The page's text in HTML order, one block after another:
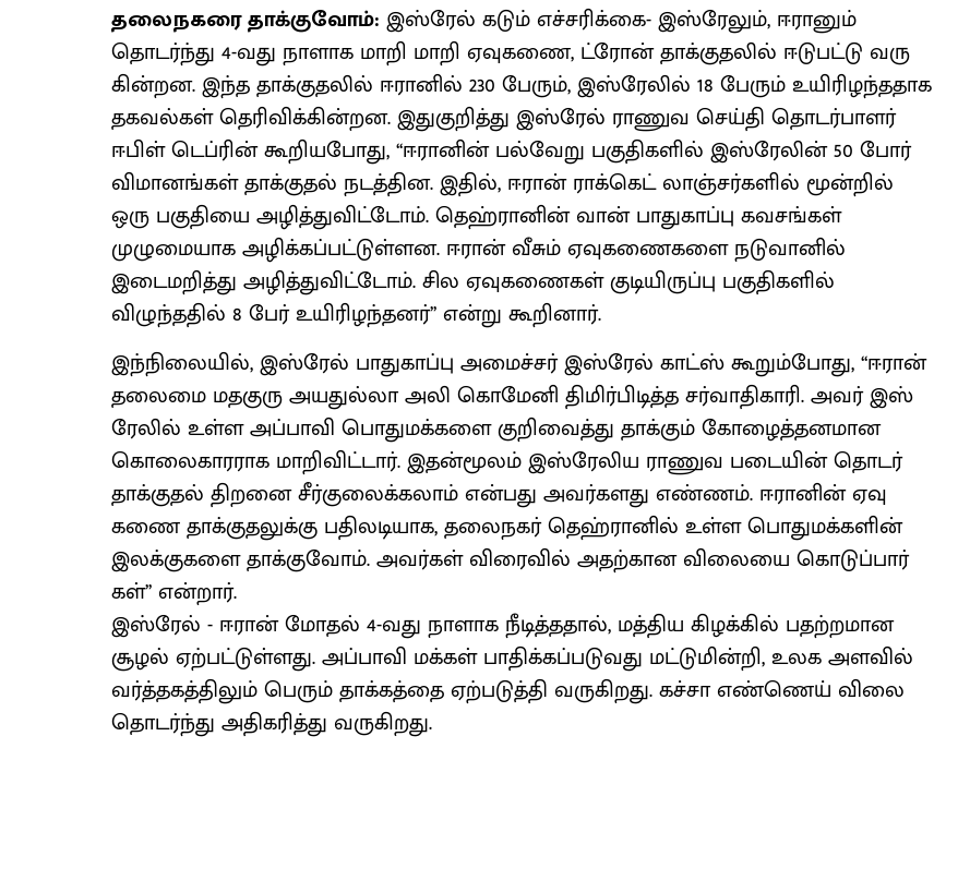
தலைநகரை தாக்குவோம்: இஸ்ரேல் கடும் எச்சரிக்கை- இஸ்​ரேலும், ஈரானும்
தொடர்ந்து 4-வது நாளாக மாறி ​மாறி ஏவு​கணை, ட்ரோன் தாக்​குதலில் ஈடு​பட்டு வரு​
கின்​றன. இந்த தாக்​குதலில் ஈரானில் 230 பேரும், இஸ்​ரேலில் 18 பேரும் உயி​ரிழந்​த​தாக
தகவல்​கள் தெரிவிக்​கின்​றன. இதுகுறித்து இஸ்ரேல் ராணுவ செய்தி தொடர்பாளர்
ஈபிள் டெப்ரின் கூறியபோது, ‘‘ஈரானின் பல்வேறு பகுதிகளில் இஸ்ரேலின் 50 போர்
விமானங்கள் தாக்குதல் நடத்தின. இதில், ஈரான் ராக்கெட் லாஞ்சர்களில் மூன்றில்
ஒரு பகுதியை அழித்துவிட்டோம். தெஹ்ரானின் வான் பாதுகாப்பு கவசங்கள்
முழுமையாக அழிக்கப்பட்டுள்ளன. ஈரான் வீசும் ஏவுகணைகளை நடுவானில்
இடைமறித்து அழித்துவிட்டோம். சில ஏவுகணைகள் குடியிருப்பு பகுதிகளில்
விழுந்ததில் 8 பேர் உயிரிழந்தனர்’’ என்று கூறினார்.
இந்நிலை​யில், இஸ்​ரேல் பாது​காப்பு அமைச்​சர் இஸ்​ரேல் காட்ஸ் கூறும்போது, ‘‘ஈரான்
தலைமை மதகுரு அயதுல்லா அலி கொமேனி திமிர்பிடித்த சர்​வா​தி​காரி. அவர் இஸ்​
ரேலில் உள்ள அப்​பாவி பொது​மக்​களை குறி​வைத்து தாக்​கும் கோழைத்​தன​மான
கொலை​கார​ராக மாறி​விட்​டார். இதன்மூலம் இஸ்​ரேலிய ராணுவ படை​யின் தொடர்
தாக்​குதல் திறனை சீர்​குலைக்​கலாம் என்​பது அவர்​களது எண்ணம். ஈரானின் ஏவு​
கணை தாக்​குதலுக்கு பதிலடியாக, தலைநகர் தெஹ்​ரானில் உள்ள பொது​மக்​களின்
இலக்​கு​களை தாக்​கு​வோம். அவர்​கள் விரை​வில் அதற்கான விலையை கொடுப்​பார்​
கள்’’ என்​றார்.
இஸ்ரேல் - ஈரான் மோதல் 4-வது நாளாக நீடித்ததால், மத்​திய கிழக்​கில் பதற்​றமான
சூழல் ஏற்​பட்​டுள்​ளது. அப்பாவி மக்கள் பாதிக்கப்படுவது மட்டுமின்றி, உலக அள​வில்
வர்த்தகத்திலும் பெரும் தாக்கத்தை ஏற்படுத்தி வருகிறது. கச்சா எண்​ணெய் விலை
தொடர்ந்து அதி​கரித்து வருகிறது.